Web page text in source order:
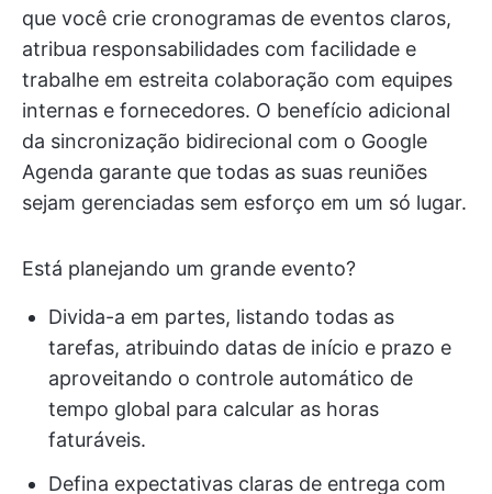
que você crie cronogramas de eventos claros,
atribua responsabilidades com facilidade e
trabalhe em estreita colaboração com equipes
internas e fornecedores. O benefício adicional
da sincronização bidirecional com o Google
Agenda garante que todas as suas reuniões
sejam gerenciadas sem esforço em um só lugar.
Está planejando um grande evento?
Divida-a em partes, listando todas as
tarefas, atribuindo datas de início e prazo e
aproveitando o controle automático de
tempo global para calcular as horas
faturáveis.
Defina expectativas claras de entrega com